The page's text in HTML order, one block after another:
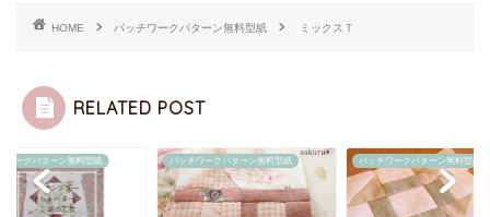
HOME パッチワークパターン無料型紙 ミックスＴ
RELATED POST
ワークパターン無料型紙 パッチワークパターン無料型紙 パッチワークパターン無料型紙